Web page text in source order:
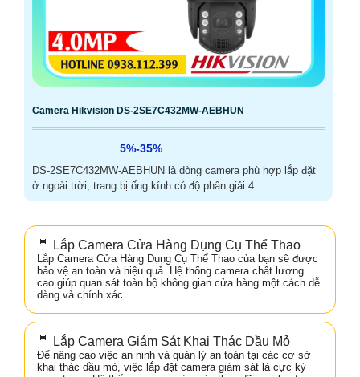
Camera Hikvision DS-2SE7C432MW-AEBHUN
5%-35%
DS-2SE7C432MW-AEBHUN là dòng camera phù hợp lắp đặt
ở ngoài trời, trang bị ống kính có độ phân giải 4
🤵 Lắp Camera Cửa Hàng Dụng Cụ Thể Thao
Lắp Camera Cửa Hàng Dụng Cụ Thể Thao của bạn sẽ được
bảo vệ an toàn và hiệu quả. Hệ thống camera chất lượng
cao giúp quan sát toàn bộ không gian cửa hàng một cách dễ
dàng và chính xác
🤵 Lắp Camera Giám Sát Khai Thác Dầu Mỏ
Để nâng cao việc an ninh và quản lý an toàn tại các cơ sở
khai thác dầu mỏ, việc lắp đặt camera giám sát là cực kỳ